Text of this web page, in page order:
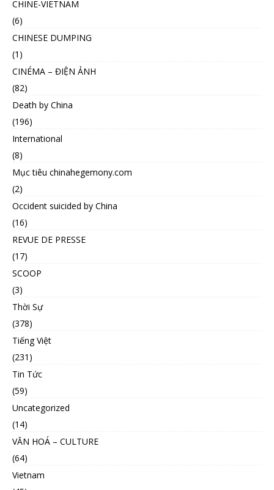
CHINE-VIETNAM
(6)
CHINESE DUMPING
(1)
CINÉMA – ĐIỆN ẢNH
(82)
Death by China
(196)
International
(8)
Mục tiêu chinahegemony.com
(2)
Occident suicided by China
(16)
REVUE DE PRESSE
(17)
SCOOP
(3)
Thời Sự
(378)
Tiếng Việt
(231)
Tin Tức
(59)
Uncategorized
(14)
VĂN HOÁ – CULTURE
(64)
Vietnam